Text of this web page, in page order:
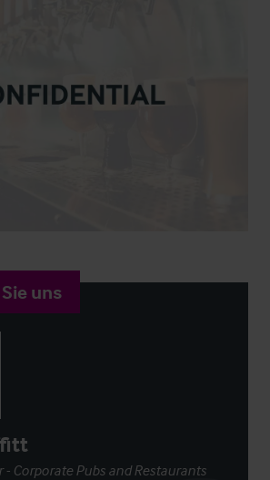
uns
- Corporate Pubs and Restaurants